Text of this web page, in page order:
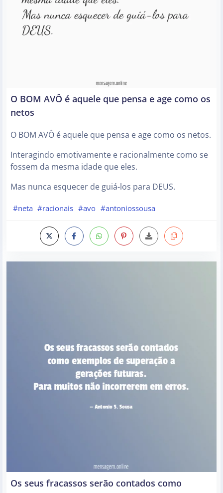
O BOM AVÔ é aquele que pensa e age como os
netos
O BOM AVÔ é aquele que pensa e age como os netos.
Interagindo emotivamente e racionalmente como se
fossem da mesma idade que eles.
Mas nunca esquecer de guiá-los para DEUS.
#neta #racionais #avo #antoniossousa
Os seus fracassos serão contados como